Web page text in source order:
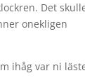
Det
onekligen
ihåg var ni